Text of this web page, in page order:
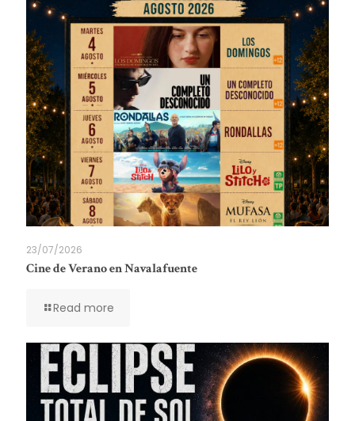
23/07/2026
Cine de Verano en Navalafuente
Read more